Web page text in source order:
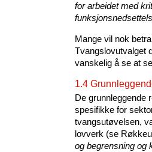
for arbeidet med
Mange vil nok
Tvangslovutvalget
vanskelig å se at
1.4
De grunnleggende
spesifikke for
tvangsutøvelsen,
lovverk (se
og begrensning og